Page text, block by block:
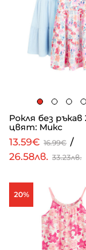
Рокля без ръкав
цвят: Микс
13.59€ 16.99€ /
26.58лв. 33.23лв.
20%